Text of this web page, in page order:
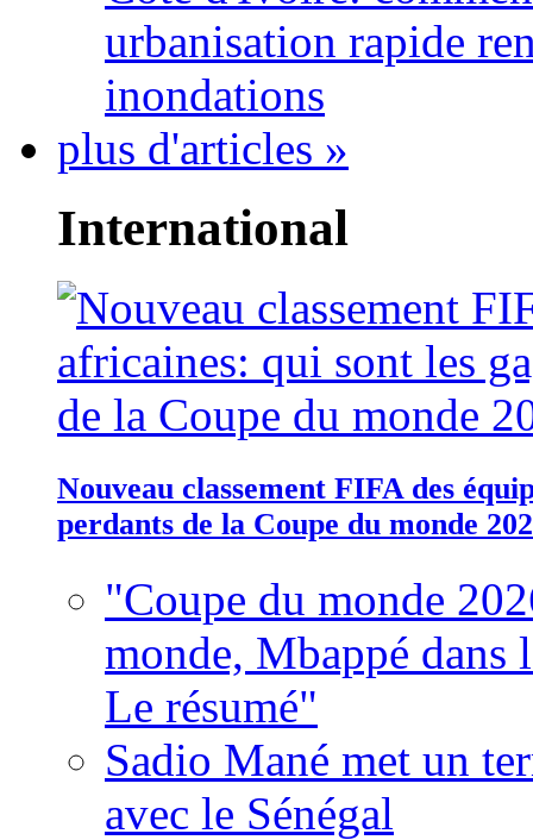
urbanisation rapide
inondations
plus d'articles »
International
Nouveau classement FIFA des
perdants de la Coupe du monde
"Coupe du monde
monde, Mbappé dans
Le résumé"
Sadio Mané met un
avec le Sénégal